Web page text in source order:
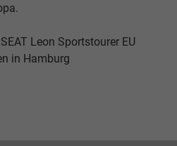
Leon Sportstourer EU
in Hamburg